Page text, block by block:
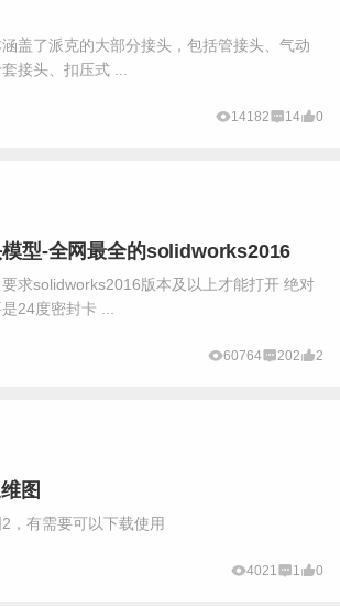
盖了派克的大部分接头，包括管接头、气动
接头、扣压式 ...
14182 14 0
型-全网最全的solidworks2016
求solidworks2016版本及以上才能打开 绝对
24度密封卡 ...
60764 202 2
图
，有需要可以下载使用
4021 1 0